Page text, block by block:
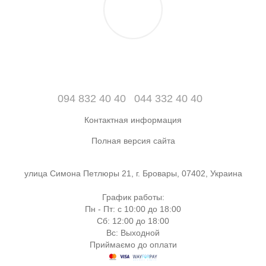
094 832 40 40 044 332 40 40
Контактная информация
Полная версия сайта
улица Симона Петлюры 21, г. Бровары, 07402, Украина
График работы:
Пн - Пт: с 10:00 до 18:00
Сб: 12:00 до 18:00
Вс: Выходной
Приймаємо до оплати